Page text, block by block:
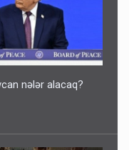
nələr alacaq?